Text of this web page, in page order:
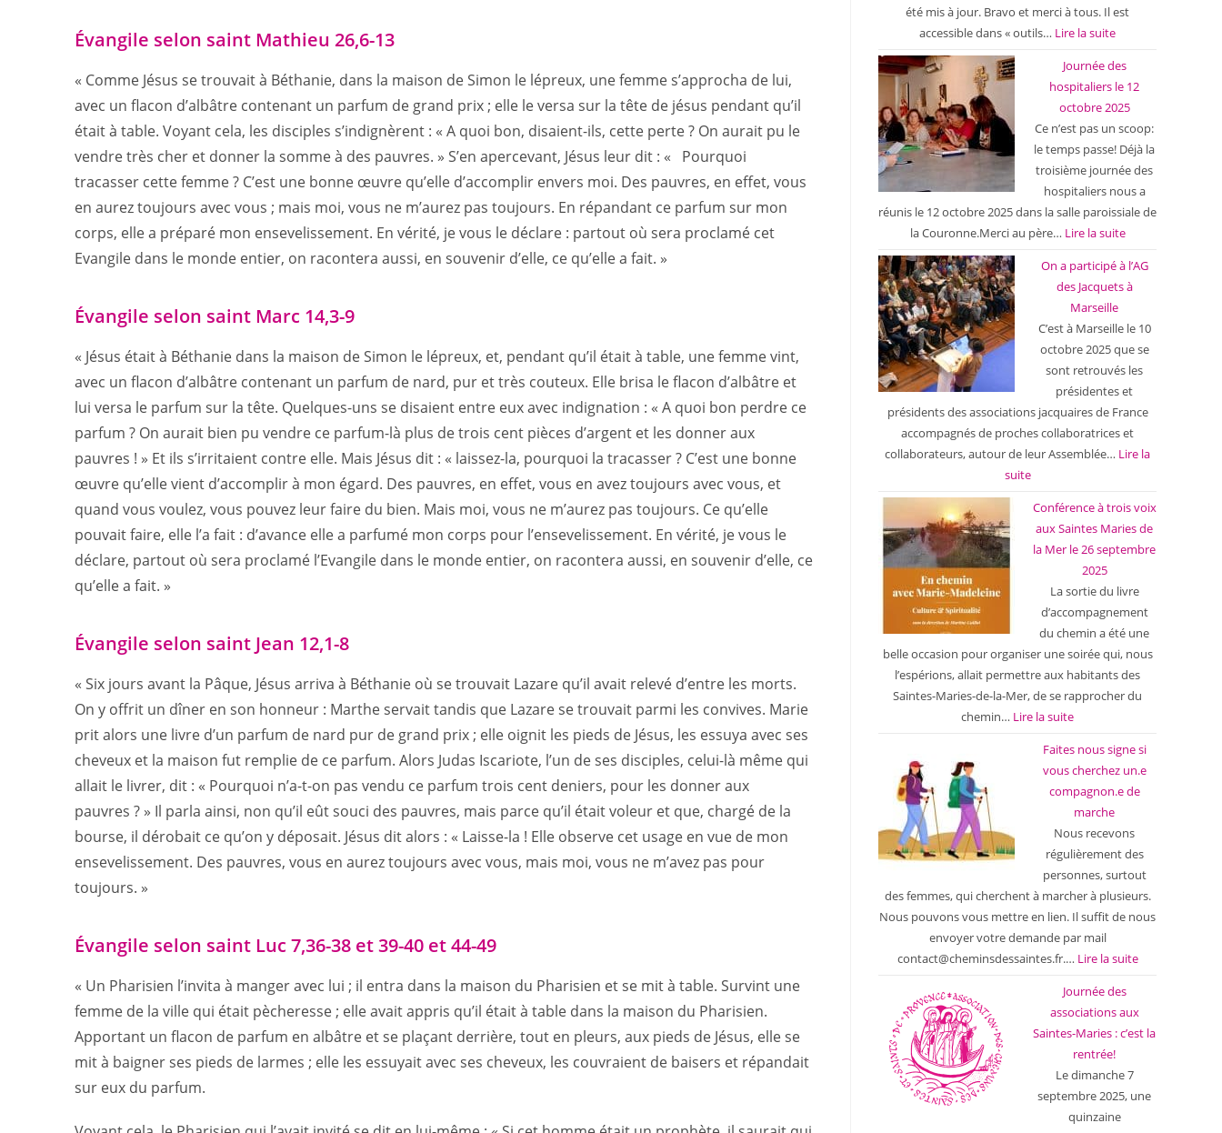
Évangile selon saint Mathieu 26,6-13
« Comme Jésus se trouvait à Béthanie, dans la maison de Simon le lépreux, une femme s’approcha de lui,
avec un flacon d’albâtre contenant un parfum de grand prix ; elle le versa sur la tête de jésus pendant qu’il
était à table. Voyant cela, les disciples s’indignèrent : « A quoi bon, disaient-ils, cette perte ? On aurait pu le
vendre très cher et donner la somme à des pauvres. » S’en apercevant, Jésus leur dit : « Pourquoi
tracasser cette femme ? C’est une bonne œuvre qu’elle d’accomplir envers moi. Des pauvres, en effet, vous
en aurez toujours avec vous ; mais moi, vous ne m’aurez pas toujours. En répandant ce parfum sur mon
corps, elle a préparé mon ensevelissement. En vérité, je vous le déclare : partout où sera proclamé cet
Evangile dans le monde entier, on racontera aussi, en souvenir d’elle, ce qu’elle a fait. »
Évangile selon saint Marc 14,3-9
« Jésus était à Béthanie dans la maison de Simon le lépreux, et, pendant qu’il était à table, une femme vint,
avec un flacon d’albâtre contenant un parfum de nard, pur et très couteux. Elle brisa le flacon d’albâtre et
lui versa le parfum sur la tête. Quelques-uns se disaient entre eux avec indignation : « A quoi bon perdre ce
parfum ? On aurait bien pu vendre ce parfum-là plus de trois cent pièces d’argent et les donner aux
pauvres ! » Et ils s’irritaient contre elle. Mais Jésus dit : « laissez-la, pourquoi la tracasser ? C’est une bonne
œuvre qu’elle vient d’accomplir à mon égard. Des pauvres, en effet, vous en avez toujours avec vous, et
quand vous voulez, vous pouvez leur faire du bien. Mais moi, vous ne m’aurez pas toujours. Ce qu’elle
pouvait faire, elle l’a fait : d’avance elle a parfumé mon corps pour l’ensevelissement. En vérité, je vous le
déclare, partout où sera proclamé l’Evangile dans le monde entier, on racontera aussi, en souvenir d’elle, ce
qu’elle a fait. »
Évangile selon saint Jean 12,1-8
« Six jours avant la Pâque, Jésus arriva à Béthanie où se trouvait Lazare qu’il avait relevé d’entre les morts.
On y offrit un dîner en son honneur : Marthe servait tandis que Lazare se trouvait parmi les convives. Marie
prit alors une livre d’un parfum de nard pur de grand prix ; elle oignit les pieds de Jésus, les essuya avec ses
cheveux et la maison fut remplie de ce parfum. Alors Judas Iscariote, l’un de ses disciples, celui-là même qui
allait le livrer, dit : « Pourquoi n’a-t-on pas vendu ce parfum trois cent deniers, pour les donner aux
pauvres ? » Il parla ainsi, non qu’il eût souci des pauvres, mais parce qu’il était voleur et que, chargé de la
bourse, il dérobait ce qu’on y déposait. Jésus dit alors : « Laisse-la ! Elle observe cet usage en vue de mon
ensevelissement. Des pauvres, vous en aurez toujours avec vous, mais moi, vous ne m’avez pas pour
toujours. »
Évangile selon saint Luc 7,36-38 et 39-40 et 44-49
« Un Pharisien l’invita à manger avec lui ; il entra dans la maison du Pharisien et se mit à table. Survint une
femme de la ville qui était pècheresse ; elle avait appris qu’il était à table dans la maison du Pharisien.
Apportant un flacon de parfum en albâtre et se plaçant derrière, tout en pleurs, aux pieds de Jésus, elle se
mit à baigner ses pieds de larmes ; elle les essuyait avec ses cheveux, les couvraient de baisers et répandait
sur eux du parfum.
été mis à jour. Bravo et merci à tous. Il est
accessible dans « outils… Lire la suite
Journée des
hospitaliers le 12
octobre 2025
Ce n’est pas un scoop:
le temps passe! Déjà la
troisième journée des
hospitaliers nous a
réunis le 12 octobre 2025 dans la salle paroissiale de
la Couronne.Merci au père… Lire la suite
On a participé à l’AG
des Jacquets à
Marseille
C’est à Marseille le 10
octobre 2025 que se
sont retrouvés les
présidentes et
présidents des associations jacquaires de France
accompagnés de proches collaboratrices et
collaborateurs, autour de leur Assemblée… Lire la
suite
Conférence à trois voix
aux Saintes Maries de
la Mer le 26 septembre
2025
La sortie du livre
d’accompagnement
du chemin a été une
belle occasion pour organiser une soirée qui, nous
l’espérions, allait permettre aux habitants des
Saintes-Maries-de-la-Mer, de se rapprocher du
chemin… Lire la suite
Faites nous signe si
vous cherchez un.e
compagnon.e de
marche
Nous recevons
régulièrement des
personnes, surtout
des femmes, qui cherchent à marcher à plusieurs.
Nous pouvons vous mettre en lien. Il suffit de nous
envoyer votre demande par mail
contact@cheminsdessaintes.fr.… Lire la suite
Journée des
associations aux
Saintes-Maries : c’est la
rentrée!
Le dimanche 7
septembre 2025, une
quinzaine